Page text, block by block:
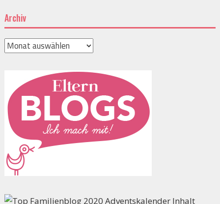
Archiv
Archiv